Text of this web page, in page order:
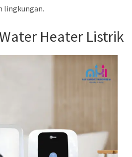
lingkungan.
Heater Listrik